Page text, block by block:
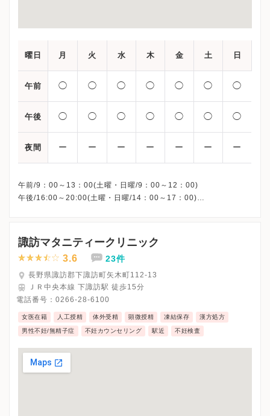
曜日 月 火 水 木 金 土 日
午前 ◯ ◯ ◯ ◯ ◯ ◯ ◯
午後 ◯ ◯ ◯ ◯ ◯ ◯ ◯
夜間 ー ー ー ー ー ー ー
午前/9：00～13：00(土曜・日曜/9：00～12：00)
午後/16:00～20:00(土曜・日曜/14：00～17：00)
諏訪マタニティークリニック
3.6 23件
長野県諏訪郡下諏訪町矢木町112-13
ＪＲ中央本線 下諏訪駅 徒歩15分
電話番号： 0266-28-6100
女医在籍 人工授精 体外受精 顕微授精 凍結保存 漢方処方
男性不妊/無精子症 不妊カウンセリング 駅近 不妊検査